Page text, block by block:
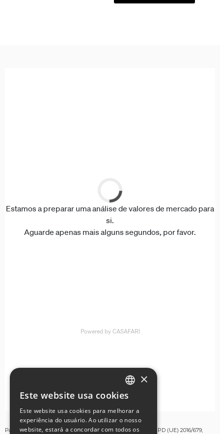
Para os fins estabelecidos no artigo 13º do Regulamento RGPD (UE) 2016/679,
ENGLISH
GERMAN
×
Este website usa cookies
Este website usa cookies para melhorar a
experiência do usuário. Ao utilizar o nosso
website, estará a concordar com todos os